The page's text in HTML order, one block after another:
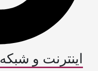
اینترنت و شبکه